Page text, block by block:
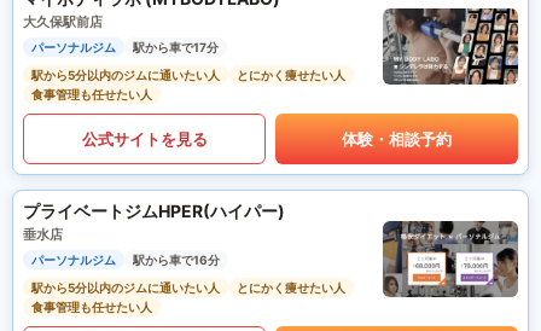
大久保駅前店
パーソナルジム
駅から車で17分
駅から5分以内のジムに通いたい人
とにかく痩せたい人
食事管理も任せたい人
公式サイトを見る 体験・相談予約
プライベートジムHPER(ハイパー)
垂水店
パーソナルジム
駅から車で16分
駅から5分以内のジムに通いたい人
とにかく痩せたい人
食事管理も任せたい人